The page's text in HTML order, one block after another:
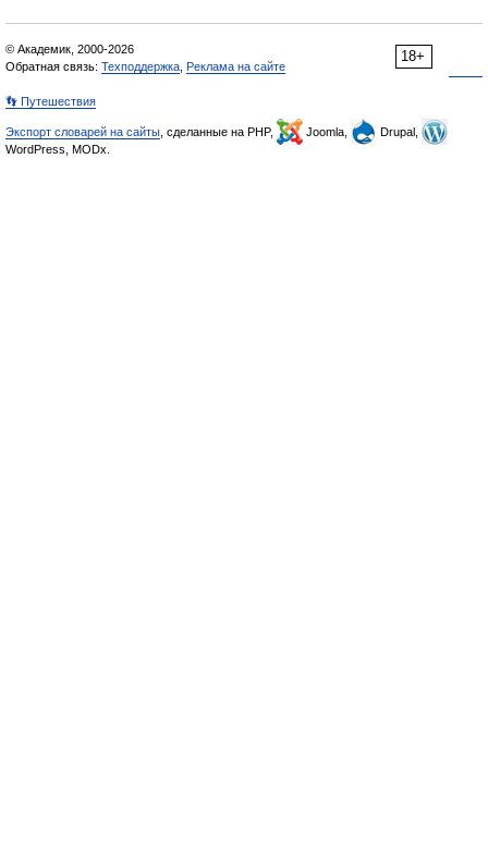
18+
© Академик, 2000-2026
Обратная связь: Техподдержка Реклама на сайте
👣 Путешествия
Экспорт словарей на сайты , сделанные на PHP, Joomla,
Drupal,
WordPress, MODx.